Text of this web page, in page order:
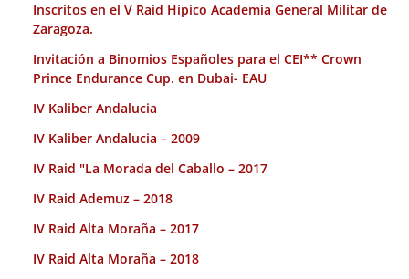
Inscritos en el V Raid Hípico Academia General Militar de
Zaragoza.
Invitación a Binomios Españoles para el CEI** Crown
Prince Endurance Cup. en Dubai- EAU
IV Kaliber Andalucia
IV Kaliber Andalucia – 2009
IV Raid "La Morada del Caballo – 2017
IV Raid Ademuz – 2018
IV Raid Alta Moraña – 2017
IV Raid Alta Moraña – 2018